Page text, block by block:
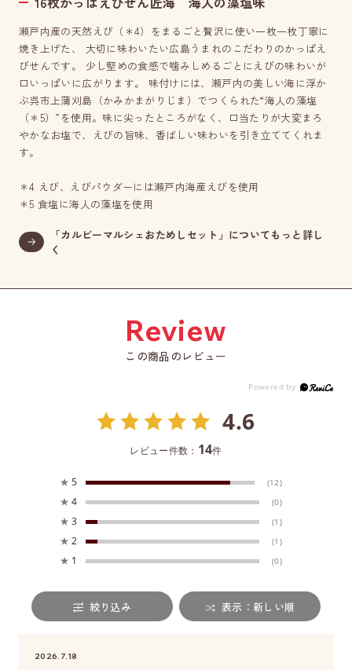
瀬戸内産の天然えび（＊4）をまるごと贅沢に使い一枚一枚丁寧に
焼き上げた、 大切に味わいたい広島うまれのこだわりのかっぱえ
びせんです。 少し堅めの食感で噛みしめるごとにえびの味わいが
口いっぱいに広がります。 味付けには、瀬戸内の美しい海に浮か
ぶ呉市上蒲刈島（かみかまがりじま）でつくられた“海人の藻塩
（＊5）”を使用。味に尖ったところがなく、口当たりが大変まろ
やかなお塩で、えびの旨味、香ばしい味わいを引き立ててくれま
す。
＊4 えび、えびパウダーには瀬戸内海産えびを使用
＊5 食塩に海人の藻塩を使用
「カルビーマルシェおためしセット」についてもっと詳し
く
この商品のレビュー
4.6
レビュー件数： 14件
★ 5 (12)
★ 4 (0)
★ 3 (1)
★ 2 (1)
★ 1 (0)
絞り込み 表示：新しい順
2026.7.18